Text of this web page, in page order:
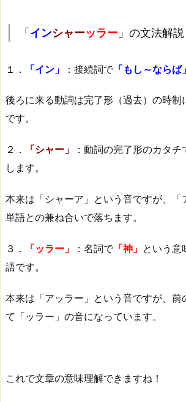
「インシャーッラー 」の文法解説
１． 「イン」 ：接続詞で「もし～ならば」
後ろに来る動詞は完了形（過去）の時制
です。
２． 「シャー」 ：動詞の完了形のカタチ
します。
本来は「シャーア」という音ですが、「
単語との兼ね合いで落ちます。
３． 「ッラー」 ：名詞で「神」 という意
語です。
本来は「アッラー」という音ですが、前
て「ッラー」の音になっています。
これで文章の意味理解できますね！